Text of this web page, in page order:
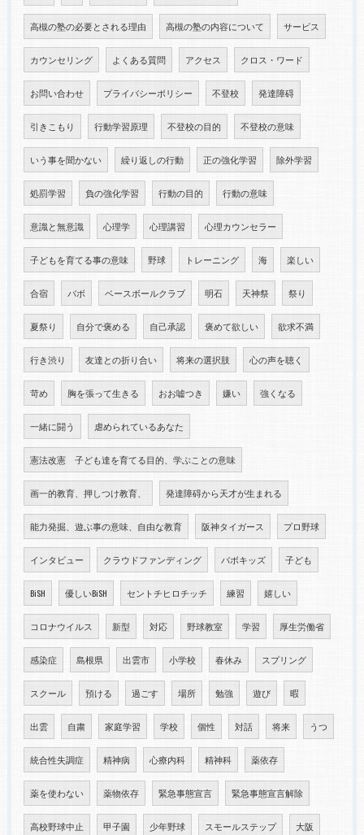
高槻の塾の必要とされる理由 高槻の塾の内容について サービス
カウンセリング よくある質問 アクセス クロス・ワード
お問い合わせ プライバシーポリシー 不登校 発達障碍
引きこもり 行動学習原理 不登校の目的 不登校の意味
いう事を聞かない 繰り返しの行動 正の強化学習 除外学習
処罰学習 負の強化学習 行動の目的 行動の意味
意識と無意識 心理学 心理講習 心理カウンセラー
子どもを育てる事の意味 野球 トレーニング 海 楽しい
合宿 バボ ベースボールクラブ 明石 天神祭 祭り
夏祭り 自分で褒める 自己承認 褒めて欲しい 欲求不満
行き渋り 友達との折り合い 将来の選択肢 心の声を聴く
苛め 胸を張って生きる おお嘘つき 嫌い 強くなる
一緒に闘う 虐められているあなた
憲法改憲 子ども達を育てる目的、学ぶことの意味
画一的教育、押しつけ教育、 発達障碍から天才が生まれる
能力発掘、遊ぶ事の意味、自由な教育 阪神タイガース プロ野球
インタビュー クラウドファンディング バボキッズ 子ども
BiSH 優しいBiSH セントチヒロチッチ 練習 嬉しい
コロナウイルス 新型 対応 野球教室 学習 厚生労働省
感染症 島根県 出雲市 小学校 春休み スプリング
スクール 預ける 過ごす 場所 勉強 遊び 暇
出雲 自粛 家庭学習 学校 個性 対話 将来 うつ
統合性失調症 精神病 心療内科 精神科 薬依存
薬を使わない 薬物依存 緊急事態宣言 緊急事態宣言解除
高校野球中止 甲子園 少年野球 スモールステップ 大阪